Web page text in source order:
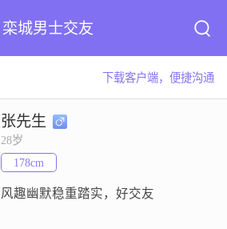
栾城男士交友
下载客户端，便捷沟通
张先生
28岁
178cm
风趣幽默稳重踏实，好交友